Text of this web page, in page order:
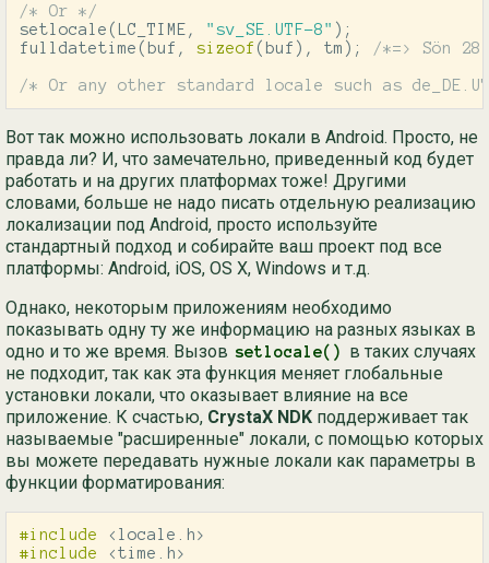
/* Or */
setlocale ( LC_TIME , "sv_SE.UTF-8" );
fulldatetime ( buf , sizeof ( buf ), tm ); /*=> Sön
/* Or any other standard locale such as
Вот так можно использовать локали в Android. Просто, не
правда ли? И, что замечательно, приведенный код будет
работать и на других платформах тоже! Другими
словами, больше не надо писать отдельную реализацию
локализации под Android, просто используйте
стандартный подход и собирайте ваш проект под все
платформы: Android, iOS, OS X, Windows и т.д.
Однако, некоторым приложениям необходимо
показывать одну ту же информацию на разных языках в
одно и то же время. Вызов setlocale()
в таких случаях
не подходит, так как эта функция меняет глобальные
установки локали, что оказывает влияние на все
приложение. К счастью, CrystaX NDK поддерживает так
называемые "расширенные" локали, с помощью которых
вы можете передавать нужные локали как параметры в
функции форматирования:
#include
<locale.h>
#include
<time.h>